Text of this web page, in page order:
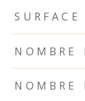
NOMBRE
NOMBRE